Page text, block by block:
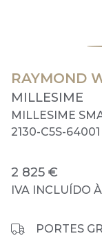
RAYMOND
MILLESIME
MILLESIME
2130-C5S-64001
2 825 €
IVA INCLUÍDO
PORTES